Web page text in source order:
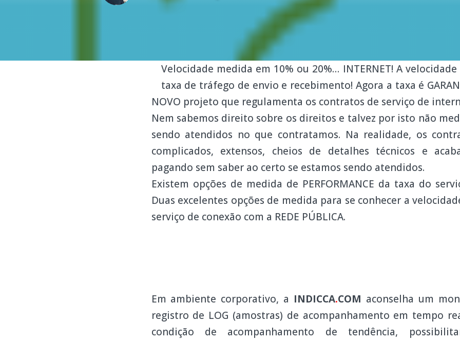
Velocidade medida em 10% ou 20%… INTERNET! A velocidade
taxa de tráfego de envio e recebimento! Agora a taxa é
NOVO projeto que regulamenta os contratos de serviço de
Nem sabemos direito sobre os direitos e talvez por isto não
sendo atendidos no que contratamos. Na realidade, os
complicados, extensos, cheios de detalhes técnicos e
pagando sem saber ao certo se estamos sendo atendidos.
Existem opções de medida de PERFORMANCE da taxa do
Duas excelentes opções de medida para se conhecer a
serviço de conexão com a REDE PÚBLICA.
Em ambiente corporativo, a INDICCA.COM aconselha um
registro de LOG (amostras) de acompanhamento em tempo
condição de acompanhamento de tendência,